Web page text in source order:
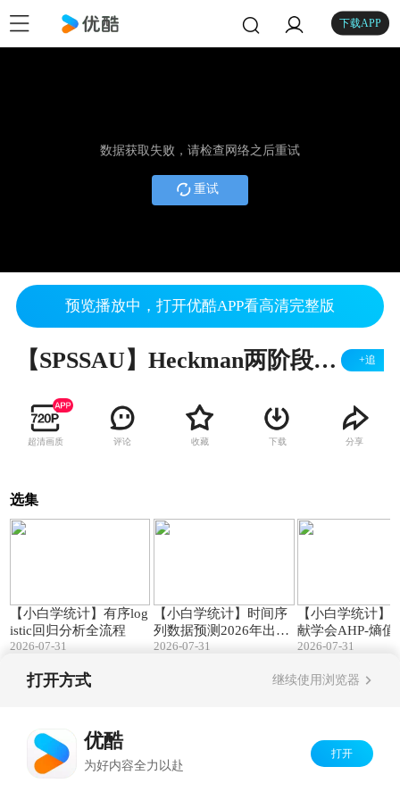
下载APP
数据获取失败，请检查网络之后重试
重试
预览播放中，打开优酷APP看高清完整版
【SPSSAU】Heckman两阶段模型案例解读 +追
超清画质 评论 收藏 下载 分享
选集
【小白学统计】有序log
istic回归分析全流程
2026-07-31
【小白学统计】时间序
列数据预测2026年出生
人口为710万到723万
2026-07-31
【小白学统计】
献学会AHP-熵值
指标体系构建
2026-07-31
打开方式 继续使用浏览器
优酷
为好内容全力以赴
打开